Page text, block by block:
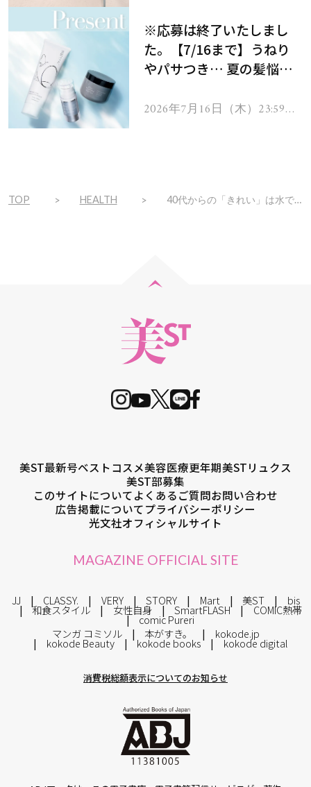
※応募は終了いたしまし
た。【7/16まで】うねり
やパサつき… 夏の髪悩み
ムを13名様にプレゼン
2026年7月16日（木）23:59ま
TOP HEALTH 40代からの「きれい」は水で決まる!? 血液に近いミネラルバランスで内側から整う！
美ST最新号ベストコスメ美容医療更年期美STリュクス
美ST部募集
このサイトについてよくあるご質問お問い合わせ
広告掲載についてプライバシーポリシー
光文社オフィシャルサイト
MAGAZINE OFFICIAL SITE
JJ CLASSY. VERY STORY Mart 美ST bis
和食スタイル 女性自身 SmartFLASH COMIC熱帯
comic Pureri
マンガ コミソル
本がすき。 kokode.jp
kokode Beauty kokode books kokode digital
消費税総額表示についてのお知らせ